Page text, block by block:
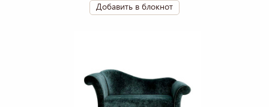
Добавить в блокнот